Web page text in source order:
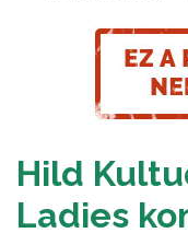
Hild
Ladies